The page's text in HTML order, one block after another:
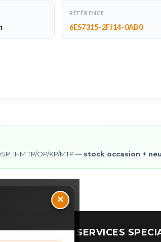
RÉFÉRENCE
6ES7315-2FJ14-0AB0
IHM TP/OP/KP/MTP — stock occasion +
×
NOS SERVICES